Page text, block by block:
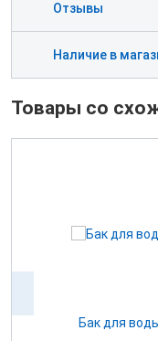
Отзывы
Наличие в
Товары со